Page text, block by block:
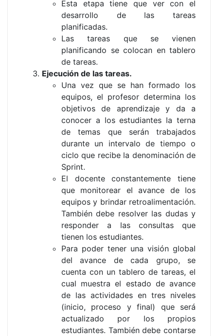
Esta etapa tiene que ver con el
desarrollo de las tareas
planificadas.
Las tareas que se vienen
planificando se colocan en tablero
de tareas.
Ejecución de las tareas.
Una vez que se han formado los
equipos, el profesor determina los
objetivos de aprendizaje y da a
conocer a los estudiantes la terna
de temas que serán trabajados
durante un intervalo de tiempo o
ciclo que recibe la denominación de
Sprint.
El docente constantemente tiene
que monitorear el avance de los
equipos y brindar retroalimentación.
También debe resolver las dudas y
responder a las consultas que
tienen los estudiantes.
Para poder tener una visión global
del avance de cada grupo, se
cuenta con un tablero de tareas, el
cual muestra el estado de avance
de las actividades en tres niveles
(inicio, proceso y final) que será
actualizado por los propios
estudiantes. También debe contarse